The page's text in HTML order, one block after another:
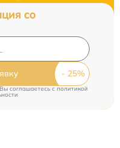
со
соглашаетесь c политикой